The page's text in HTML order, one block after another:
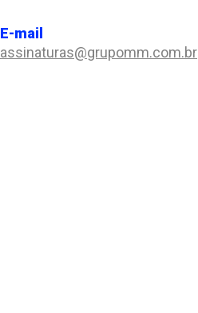
E-mail
assinaturas@grupomm.com.br